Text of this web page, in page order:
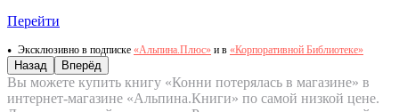
Перейти
Эксклюзивно в подписке «Альпина.Плюс» и в «Корпоративной Библиотеке»
Назад Вперёд
Вы можете купить книгу «Конни потерялась в магазине» в
интернет-магазине «Альпина.Книги» по самой низкой цене.